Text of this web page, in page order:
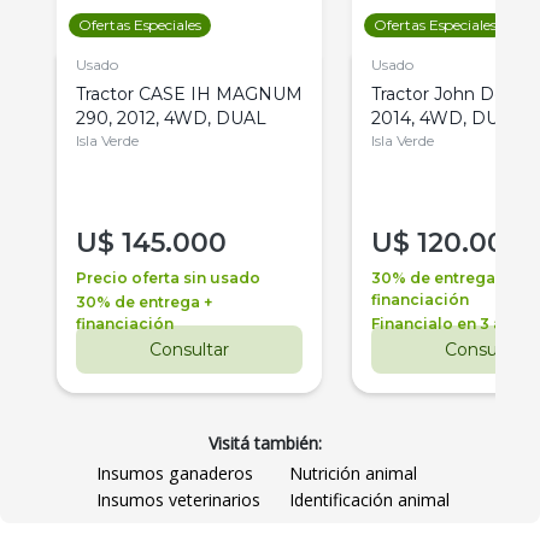
Ofertas Especiales
Usado
Tractor CASE IH MAGNUM
290, 2012, 4WD, DUAL
Isla Verde
U$ 145.000
Precio oferta sin usado
30% de entrega +
financiación
Consultar
Ofertas Especiales
Usado
Tractor John Deere
2014, 4WD, DUAL
Isla Verde
U$ 120.000
30% de entrega +
financiación
Financialo en 3 años
Consultar
Visitá también:
Insumos ganaderos
Nutrición animal
Insumos veterinarios
Identificación animal